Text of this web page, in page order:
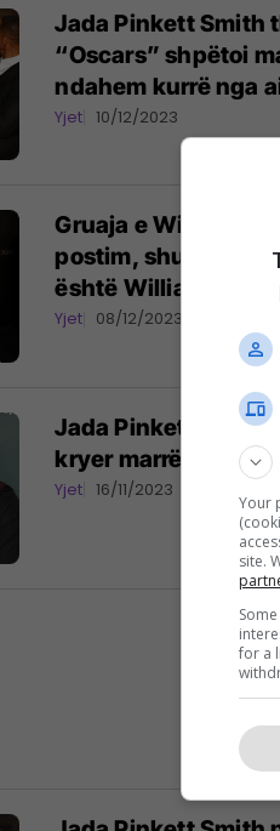
Jada Pinkett Smith
“Oscars” shpëtoi
ndahem kurrë nga
Yjet 10/12/2023
Gruaja e Will
postim, shumë
është William
Yjet 08/12/2023
Jada Pinkett Smith
kryer marrëdhënie
Yjet 16/11/2023
Your
site.
for a